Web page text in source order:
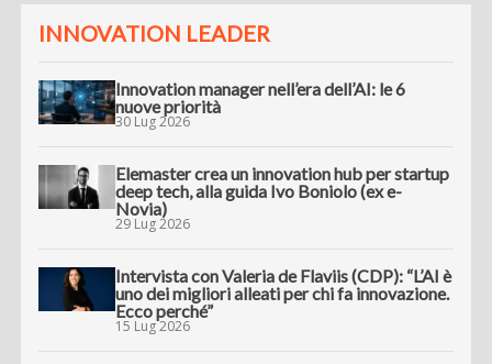
INNOVATION LEADER
Innovation manager nell’era dell’AI: le 6
nuove priorità
30 Lug 2026
Elemaster crea un innovation hub per startup
deep tech, alla guida Ivo Boniolo (ex e-
Novia)
29 Lug 2026
Intervista con Valeria de Flaviis (CDP): “L’AI è
uno dei migliori alleati per chi fa innovazione.
Ecco perché”
15 Lug 2026